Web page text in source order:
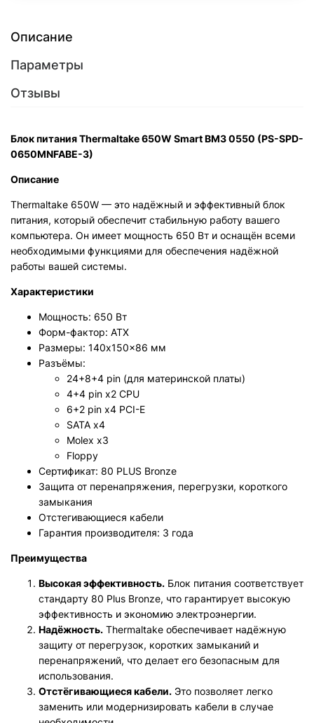
Описание
Параметры
Отзывы
Блок питания Thermaltake 650W Smart BM3 0550 (PS-SPD-
0650MNFABE-3)
Описание
Thermaltake 650W — это надёжный и эффективный блок
питания, который обеспечит стабильную работу вашего
компьютера. Он имеет мощность 650 Вт и оснащён всеми
необходимыми функциями для обеспечения надёжной
работы вашей системы.
Характеристики
Мощность: 650 Вт
Форм-фактор: ATX
Размеры: 140x150x86 мм
Разъёмы:
24+8+4 pin (для материнской платы)
4+4 pin x2 CPU
6+2 pin x4 PCI-E
SATA x4
Molex x3
Floppy
Сертификат: 80 PLUS Bronze
Защита от перенапряжения, перегрузки, короткого
замыкания
Отстегивающиеся кабели
Гарантия производителя: 3 года
Преимущества
Высокая эффективность. Блок питания соответствует
стандарту 80 Plus Bronze, что гарантирует высокую
эффективность и экономию электроэнергии.
Надёжность. Thermaltake обеспечивает надёжную
защиту от перегрузок, коротких замыканий и
перенапряжений, что делает его безопасным для
использования.
Отстёгивающиеся кабели. Это позволяет легко
заменить или модернизировать кабели в случае